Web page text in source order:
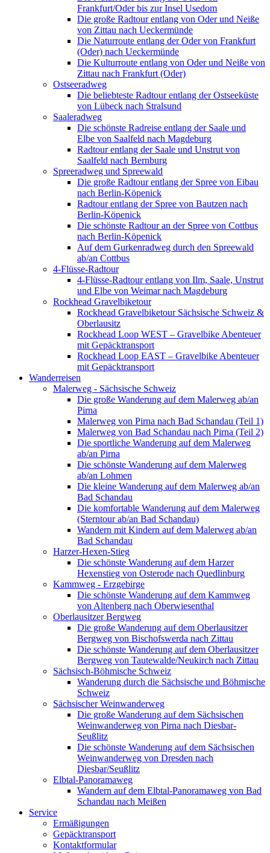
Frankfurt/Oder bis zur Insel Usedom
Die große Radtour entlang von Oder und Neiße
von Zittau nach Ueckermünde
Die Naturroute entlang der Oder von Frankfurt
(Oder) nach Ueckermünde
Die Kulturroute entlang von Oder und Neiße von
Zittau nach Frankfurt (Oder)
Ostseeradweg
Die beliebteste Radtour entlang der Ostseeküste
von Lübeck nach Stralsund
Saaleradweg
Die schönste Radreise entlang der Saale und
Elbe von Saalfeld nach Magdeburg
Radtour entlang der Saale und Unstrut von
Saalfeld nach Bernburg
Spreeradweg und Spreewald
Die große Radtour entlang der Spree von Eibau
nach Berlin-Köpenick
Radtour entlang der Spree von Bautzen nach
Berlin-Köpenick
Die schönste Radtour an der Spree von Cottbus
nach Berlin-Köpenick
Auf dem Gurkenradweg durch den Spreewald
ab/an Cottbus
4-Flüsse-Radtour
4-Flüsse-Radtour entlang von Ilm, Saale, Unstrut
und Elbe von Weimar nach Magdeburg
Rockhead Gravelbiketour
Rockhead Gravelbiketour Sächsische Schweiz &
Oberlausitz
Rockhead Loop WEST – Gravelbike Abenteuer
mit Gepäcktransport
Rockhead Loop EAST – Gravelbike Abenteuer
mit Gepäcktransport
Wanderreisen
Malerweg - Sächsische Schweiz
Die große Wanderung auf dem Malerweg ab/an
Pirna
Malerweg von Pirna nach Bad Schandau (Teil 1)
Malerweg von Bad Schandau nach Pirna (Teil 2)
Die sportliche Wanderung auf dem Malerweg
ab/an Pirna
Die schönste Wanderung auf dem Malerweg
ab/an Lohmen
Die kleine Wanderung auf dem Malerweg ab/an
Bad Schandau
Die komfortable Wanderung auf dem Malerweg
(Sterntour ab/an Bad Schandau)
Wandern mit Kindern auf dem Malerweg ab/an
Bad Schandau
Harzer-Hexen-Stieg
Die schönste Wanderung auf dem Harzer
Hexenstieg von Osterode nach Quedlinburg
Kammweg - Erzgebirge
Die schönste Wanderung auf dem Kammweg
von Altenberg nach Oberwiesenthal
Oberlausitzer Bergweg
Die große Wanderung auf dem Oberlausitzer
Bergweg von Bischofswerda nach Zittau
Die schönste Wanderung auf dem Oberlausitzer
Bergweg von Tautewalde/Neukirch nach Zittau
Sächsisch-Böhmische Schweiz
Wanderung durch die Sächsische und Böhmische
Schweiz
Sächsischer Weinwanderweg
Die große Wanderung auf dem Sächsischen
Weinwanderweg von Pirna nach Diesbar-
Seußlitz
Die schönste Wanderung auf dem Sächsischen
Weinwanderweg von Dresden nach
Diesbar/Seußlitz
Elbtal-Panoramaweg
Wandern auf dem Elbtal-Panoramaweg von Bad
Schandau nach Meißen
Service
Ermäßigungen
Gepäcktransport
Kontaktformular